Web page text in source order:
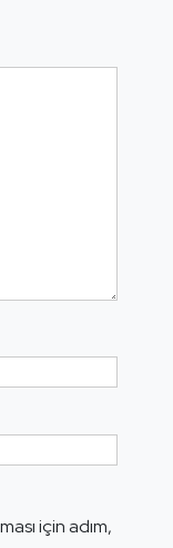
için adım,